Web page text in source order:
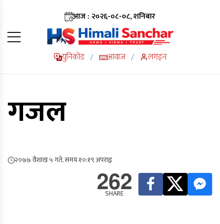
आज : २०२६-०८-०८, शनिबार
युनिकोड / आवाज / लगइन
गजल
२०७७ वैशाख ५ गते, समय १०:१९ अपराह्न
262
SHARE